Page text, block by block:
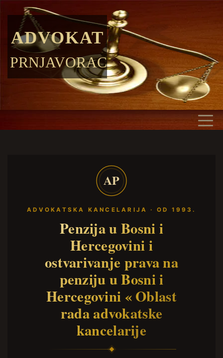
ADVOKAT
PRNJAVORAC
AP
ADVOKATSKA KANCELARIJA · OD 1993.
Penzija u Bosni i
Hercegovini i
ostvarivanje prava na
penziju u Bosni i
Hercegovini « Oblast
rada advokatske
kancelarije